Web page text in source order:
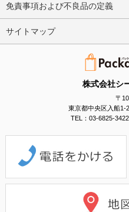
株式会社シ
〒
東京都中央区入船
TEL：03-6825-
免責事項および不良品の定義
サイトマップ